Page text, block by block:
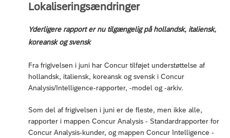
Lokaliseringsændringer
Yderligere rapport er nu tilgængelig på hollandsk, italiensk,
koreansk og svensk
Fra frigivelsen i juni har Concur tilføjet understøttelse af
hollandsk, italiensk, koreansk og svensk i Concur
Analysis/Intelligence-rapporter, -model og -arkiv.
Som del af frigivelsen i juni er de fleste, men ikke alle,
rapporter i mappen Concur Analysis - Standardrapporter for
Concur Analysis-kunder, og mappen Concur Intelligence -